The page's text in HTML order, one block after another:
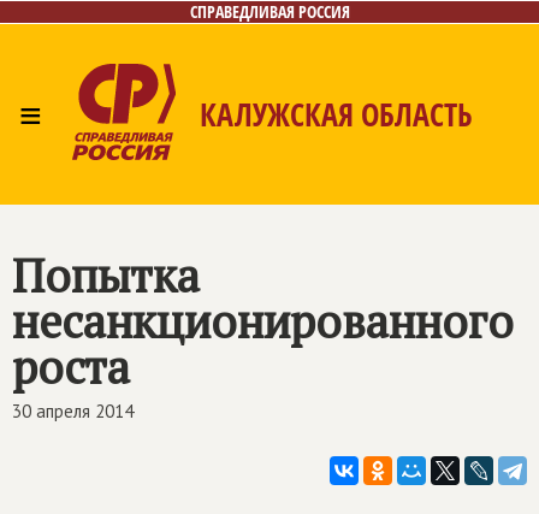
СПРАВЕДЛИВАЯ РОССИЯ
≡ КАЛУЖСКАЯ ОБЛАСТЬ
Попытка
несанкционированного
роста
30 апреля 2014